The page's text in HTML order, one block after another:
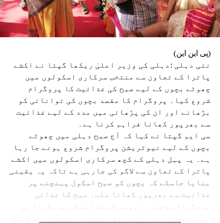
(پی این این)
نئی دہلی :دہلی کی وزیر اعلیٰ ریکھا گپتا نے اکشے
پاترا کے تعاون سے منتخب سرکاری اسکولوں میں
چھوٹے بچوں کے لیے صبح کی غذائیت کا پروگرام
شروع کیا۔ پروگرام کا مقصد بچوں کی توانائی کو
بڑھانے اور ان کی پڑھائی میں مدد کے لیے غذائیت
سے بھرپور کھانا فراہم کرنا ہے۔
سی ایم گپتا نے کہا کہ آج صبح دہلی میں چھوٹے
بچوں کے لیے نیوٹریشن پروگرام شروع ہونے جا رہا
ہے۔ یہ پہل دہلی کے کچھ سرکاری اسکولوں میں اکشے
پاترا کے تعاون سے لاگو کی جارہی ہے تاکہ یہ یقینی
بنایا جاسکے کہ بچوں کو صبح اسکول پہنچنے پر
غذائیت سے بھرپور کھانا ملے۔ صبح کا غذائی